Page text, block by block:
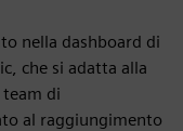
nella dashboard di
che si adatta alla
di
al raggiungimento